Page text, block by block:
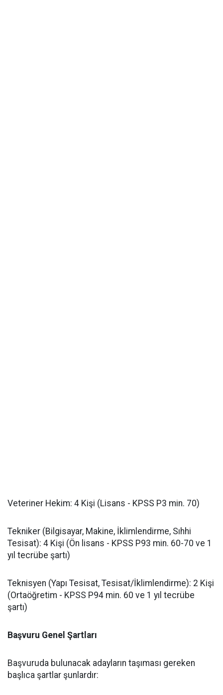
​Veteriner Hekim: 4 Kişi (Lisans - KPSS P3 min. 70)
​Tekniker (Bilgisayar, Makine, İklimlendirme, Sıhhi
Tesisat): 4 Kişi (Ön lisans - KPSS P93 min. 60-70 ve 1
yıl tecrübe şartı)
​Teknisyen (Yapı Tesisat, Tesisat/İklimlendirme): 2 Kişi
(Ortaöğretim - KPSS P94 min. 60 ve 1 yıl tecrübe
şartı)
Başvuru Genel Şartları
​Başvuruda bulunacak adayların taşıması gereken
başlıca şartlar şunlardır: